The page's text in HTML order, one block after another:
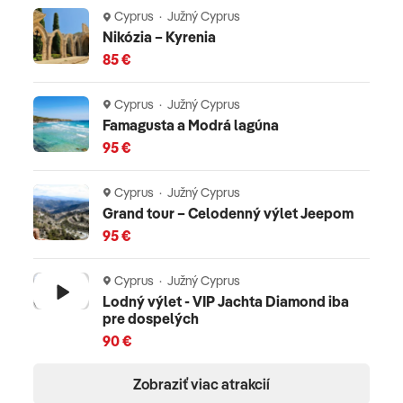
leteckú dopravu, 7x (resp. 10x, 11x, 14x) ubytovanie, all
inclusive, poistenie insolventnosti, delegáta CK,
servisné poplatky (letiskové poplatky, bezpečnostná
taxa, iné poplatky súvisiace s vykonaním leteckej
dopravy a transfery)
Celková cena nezahŕňa
komplexné cestovné poistenie - viac informácií v CK
Oficiálne hodnotenie
****
Cyprus · Južný Cyprus
Nikózia – Kyrenia
85 €
Cyprus · Južný Cyprus
Famagusta a Modrá lagúna
95 €
Cyprus · Južný Cyprus
Grand tour – Celodenný výlet Jeepom
95 €
Cyprus · Južný Cyprus
Lodný výlet - VIP Jachta Diamond iba
pre dospelých
90 €
Zobraziť viac atrakcií